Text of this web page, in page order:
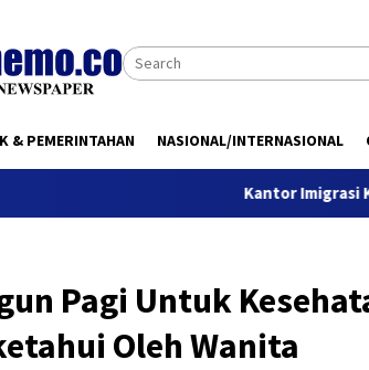
& PEMERINTAHAN NASIONAL/INTERNASIONAL
Kantor Imigrasi Kediri
Pagi Untuk
Oleh Wanita